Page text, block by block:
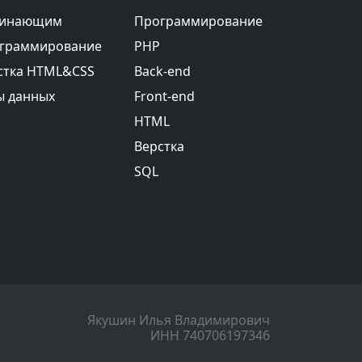
HTML&CSS
данных
Программирование
PHP
Back-end
Front-end
HTML
Верстка
SQL
Якушин Илья Владимирович
ИНН 740706197346